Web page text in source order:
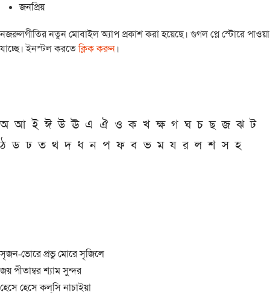
জনপ্রিয়
নজরুলগীতির নতুন মোবাইল অ্যাপ প্রকাশ করা হয়েছে। গুগল প্লে স্টোরে পাওয়া
যাচ্ছে। ইনস্টল করতেক্লিক করুন।
অ আ ই ঈ উ ঊ এ ঐ ও ক খ ক্ষ গ ঘ চ ছ জ ঝ ট
ঠ ড ঢ ত থ দ ধ ন প ফ ব ভ ম য র ল শ স হ
সৃজন-ভোরে প্রভু মোরে সৃজিলে
জয় পীতাম্বর শ্যাম সুন্দর
হেসে হেসে কল্‌সি নাচাইয়া